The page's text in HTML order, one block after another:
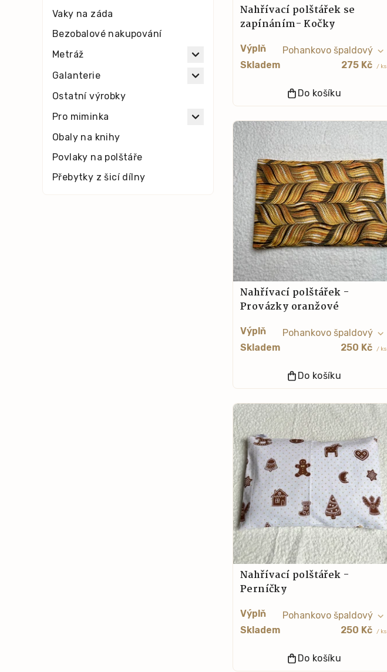
Vaky na záda
Bezobalové nakupování
Metráž
Galanterie
Ostatní výrobky
Pro miminka
Obaly na knihy
Povlaky na polštáře
Přebytky z šicí dílny
Nahřívací polštářek se
zapínáním- Kočky
Výplň
Skladem
275 Kč / ks
Do košíku
Nahřívací polštářek -
Provázky oranžové
Výplň
Skladem
250 Kč / ks
Do košíku
Nahřívací polštářek -
Perníčky
Výplň
Skladem
250 Kč / ks
Do košíku